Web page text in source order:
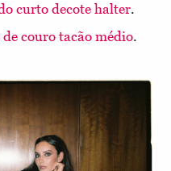
curto decote halter.
de couro tacão médio.